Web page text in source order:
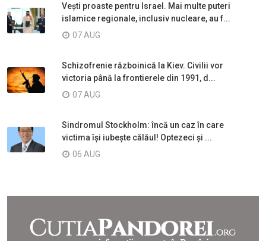
Vești proaste pentru Israel. Mai multe puteri
islamice regionale, inclusiv nucleare, au f...
07 AUG
Schizofrenie războinică la Kiev. Civilii vor
victoria până la frontierele din 1991, d...
07 AUG
Sindromul Stockholm: încă un caz în care
victima își iubește călăul! Optezeci și ...
06 AUG